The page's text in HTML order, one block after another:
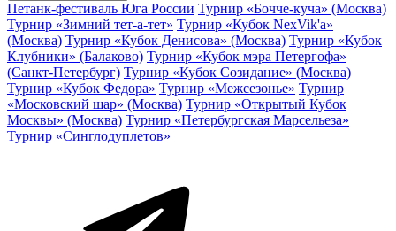
Петанк-фестиваль Юга России Турнир «Бочче-куча» (Москва)
Турнир «Зимний тет-а-тет» Турнир «Кубок NexVik'a»
(Москва) Турнир «Кубок Денисова» (Москва) Турнир «Кубок
Клубники» (Балаково) Турнир «Кубок мэра Петергофа»
(Санкт-Петербург) Турнир «Кубок Созидание» (Москва)
Турнир «Кубок Федора» Турнир «Межсезонье» Турнир
«Московский шар» (Москва) Турнир «Открытый Кубок
Москвы» (Москва) Турнир «Петербургская Марсельеза»
Турнир «Синглодуплетов»